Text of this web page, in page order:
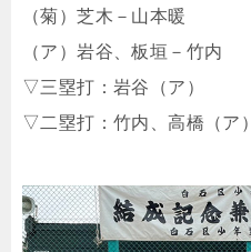
（菊）芝木－山本暖
（ア）岩谷、板垣－竹内
▽三塁打：岩谷（ア）
▽二塁打：竹内、高橋（ア）